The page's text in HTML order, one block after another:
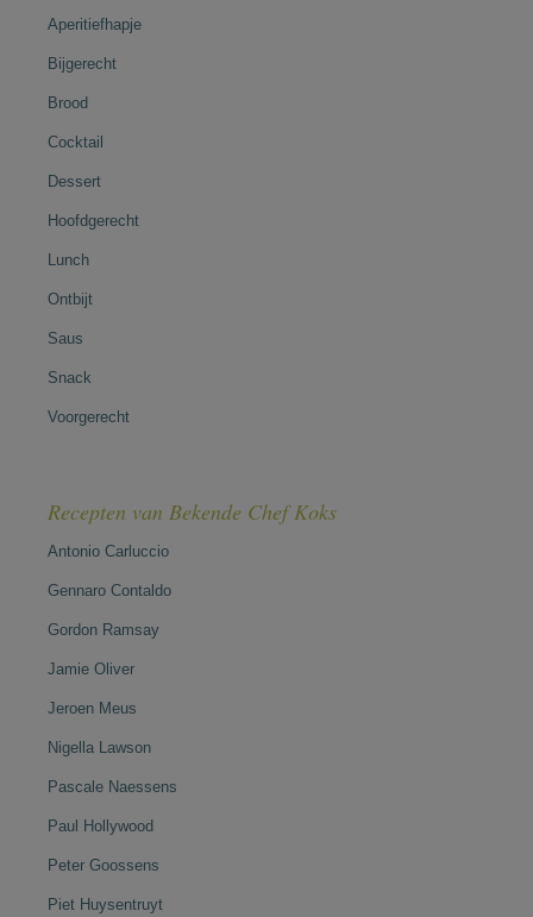
Aperitiefhapje
Bijgerecht
Brood
Cocktail
Dessert
Hoofdgerecht
Lunch
Ontbijt
Saus
Snack
Voorgerecht
Recepten van Bekende Chef Koks
Antonio Carluccio
Gennaro Contaldo
Gordon Ramsay
Jamie Oliver
Jeroen Meus
Nigella Lawson
Pascale Naessens
Paul Hollywood
Peter Goossens
Piet Huysentruyt